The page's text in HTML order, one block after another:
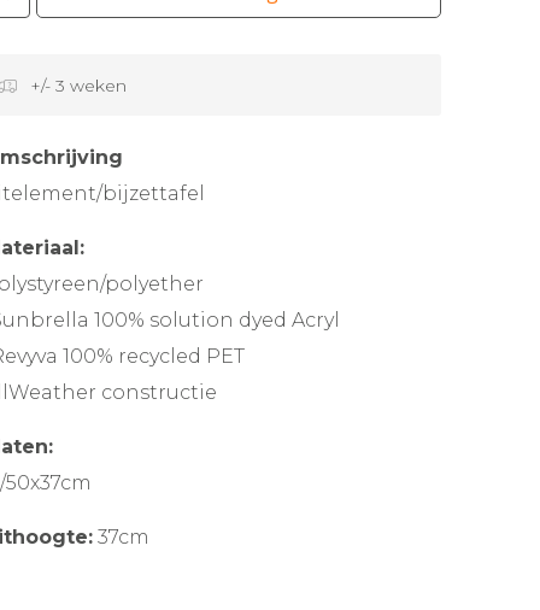
+/- 3 weken
bijzettafel
polyether
100% solution dyed Acryl
100% recycled PET
constructie
50x37cm
37cm